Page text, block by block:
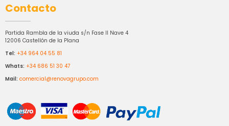
Contacto
Partida Rambla de la viuda s/n Fase II Nave 4
12006 Castellón de la Plana
Tel: +34 964 04 55 81
Whats: +34 686 51 30 47
Mail: comercial@renovagrupo.com